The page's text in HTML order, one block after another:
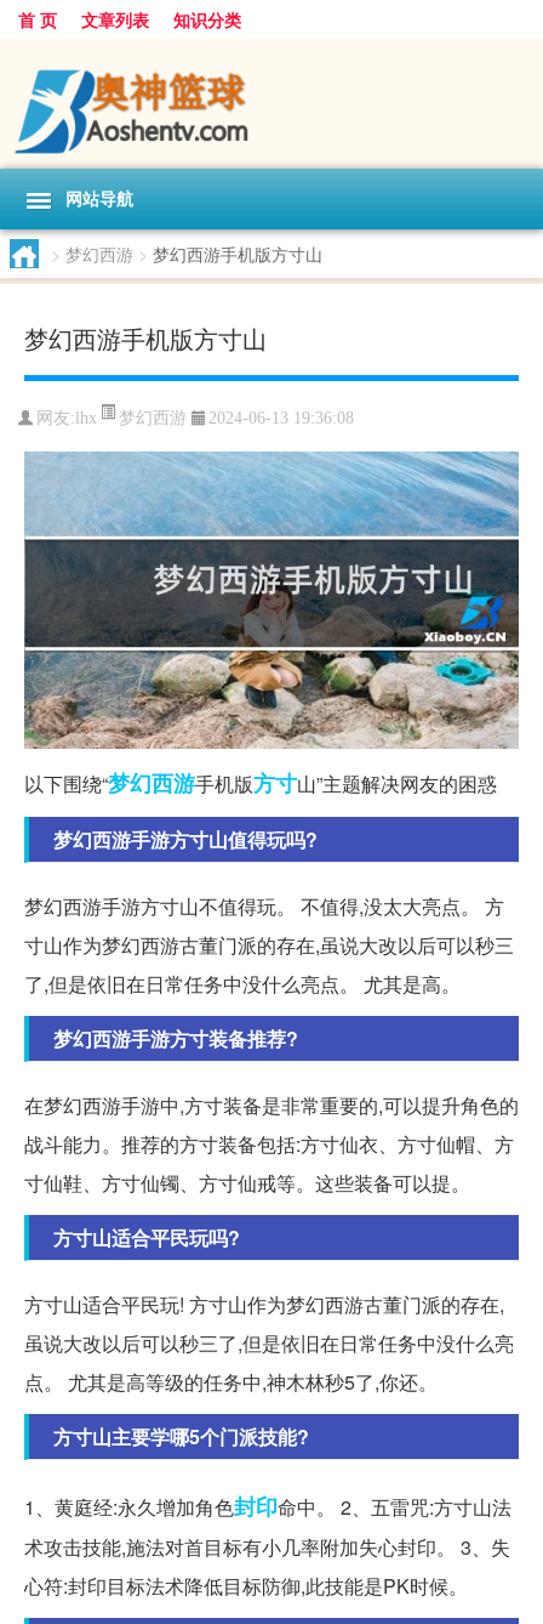
首 页 文章列表 知识分类
网站导航
> 梦幻西游 > 梦幻西游手机版方寸山
梦幻西游手机版方寸山
网友:lhx 梦幻西游 2024-06-13 19:36:08
以下围绕“梦幻西游手机版方寸山”主题解决网友的困惑
梦幻西游手游方寸山值得玩吗?
梦幻西游手游方寸山不值得玩。 不值得,没太大亮点。 方
寸山作为梦幻西游古董门派的存在,虽说大改以后可以秒三
了,但是依旧在日常任务中没什么亮点。 尤其是高。
梦幻西游手游方寸装备推荐?
在梦幻西游手游中,方寸装备是非常重要的,可以提升角色的
战斗能力。推荐的方寸装备包括:方寸仙衣、方寸仙帽、方
寸仙鞋、方寸仙镯、方寸仙戒等。这些装备可以提。
方寸山适合平民玩吗?
方寸山适合平民玩! 方寸山作为梦幻西游古董门派的存在,
虽说大改以后可以秒三了,但是依旧在日常任务中没什么亮
点。 尤其是高等级的任务中,神木林秒5了,你还。
方寸山主要学哪5个门派技能?
1、黄庭经:永久增加角色封印命中。 2、五雷咒:方寸山法
术攻击技能,施法对首目标有小几率附加失心封印。 3、失
心符:封印目标法术降低目标防御,此技能是PK时候。